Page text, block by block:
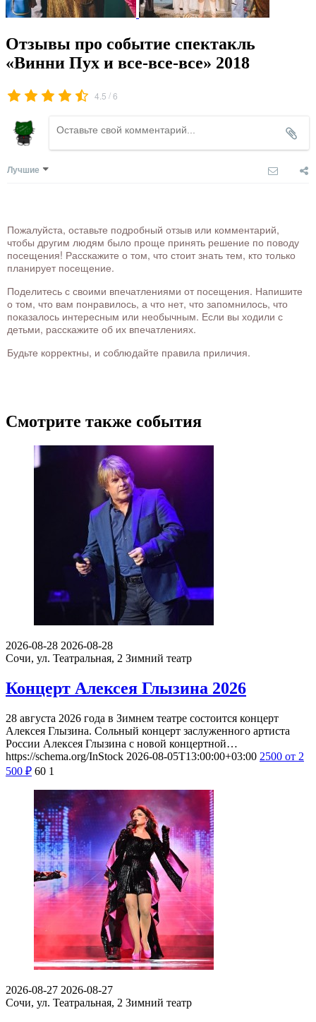
Отзывы про событие спектакль
«Винни Пух и все-все-все» 2018
4.5 /6
Лучшие
Пожалуйста, оставьте подробный отзыв или комментарий,
чтобы другим людям было проще принять решение по поводу
посещения! Расскажите о том, что стоит знать тем, кто только
планирует посещение.
Поделитесь с своими впечатлениями от посещения. Напишите
о том, что вам понравилось, а что нет, что запомнилось, что
показалось интересным или необычным. Если вы ходили с
детьми, расскажите об их впечатлениях.
Будьте корректны, и соблюдайте правила приличия.
Смотрите также события
2026-08-28 2026-08-28
Сочи, ул. Театральная, 2 Зимний театр
Концерт Алексея Глызина 2026
28 августа 2026 года в Зимнем театре состоится концерт
Алексея Глызина. Сольный концерт заслуженного артиста
России Алексея Глызина с новой концертной…
https://schema.org/InStock 2026-08-05T13:00:00+03:00 2500 от 2
500 ₽ 60 1
2026-08-27 2026-08-27
Сочи, ул. Театральная, 2 Зимний театр